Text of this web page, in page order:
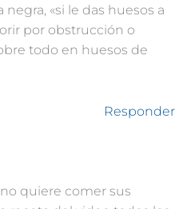
«si le das huesos a
por obstrucción o
todo en huesos de
Responder
quiere comer sus